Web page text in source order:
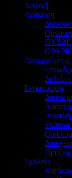
Αρχική
Διοίκηση
ΠΥΣΔΕ
Ανακοινώσεις
Γενικές
Δελτία
Ενημέρωση
Σχολεία